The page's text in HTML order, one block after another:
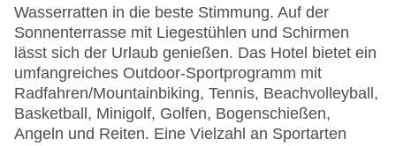
Wasserratten in die beste Stimmung. Auf der
Sonnenterrasse mit Liegestühlen und Schirmen
lässt sich der Urlaub genießen. Das Hotel bietet ein
umfangreiches Outdoor-Sportprogramm mit
Radfahren/Mountainbiking, Tennis, Beachvolleyball,
Basketball, Minigolf, Golfen, Bogenschießen,
Angeln und Reiten. Eine Vielzahl an Sportarten